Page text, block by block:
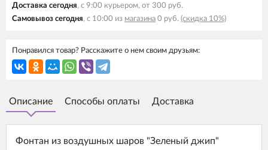
Доставка сегодня, с 9:00 курьером, от 300 руб.
Самовывоз сегодня, с 10:00 из магазина 0 руб. (скидка 10%)
Понравился товар? Расскажите о нем своим друзьям:
Описание Способы оплаты Доставка
Фонтан из воздушных шаров "Зеленый джип"